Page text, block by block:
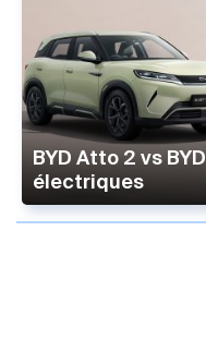
BYD Atto 2 vs
électriques